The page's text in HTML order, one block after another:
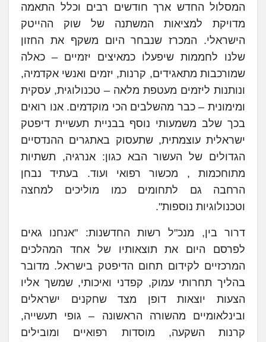
המסלול החדש ארך חודשים רבים וכלל התאמה
מדויקת למציאות המשתנה של שוק ההייטק
הישראלי. המכרז שנבחר היום משקף את החזון
שלנו לחממות שיפעלו כמאיצים יזמיים – כאלה
שמורכבות מתאגידים, קרנות, יזמים ואנשי אקדמיה,
ונותנות ליזמים מעטפת מלאה – טכנולוגית, עסקית
ומימונית – כבר מהשלבים הכי מוקדמים. אנו רואים
בכך שלב משמעותי נוסף בבניית תעשיית דיפטק
ישראלית עוצמתית, שתעסוק באתגרים ההנדסיים
הגדולים של העשור הבא כגון: אנרגיה, תשתיות
מתוחכמות , מכשור רפואי ועוד. בעתיד נבחן
הרחבה גם לתחומים כמו מוליכים למחצה
וטכנולוגיות נוספות".
דרור בין, מנכ"ל רשות החדשנות: "אנחנו גאים
לפרסם היום את תוצאותיו של אחד המהלכים
המרכזיים לקידום תחום הדיפטק בישראל. מדובר
בהליך תחרותי עמוק, קפדני ואיכותי, שמשך אליו
הצעות יוצאות דופן מצד שחקנים ישראלים
ובינלאומיים מהשורה הראשונה – גופי תעשייה,
קרנות השקעה, מוסדות רפואיים ומובילים